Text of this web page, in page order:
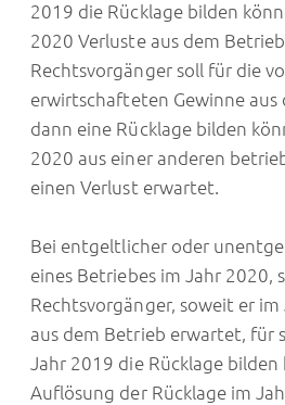
2019 die Rücklage bilden
2020 Verluste aus dem
Rechtsvorgänger soll für die
erwirtschafteten Gewinne aus
dann eine Rücklage bilden
2020 aus einer anderen
einen Verlust erwartet.
Bei entgeltlicher oder
eines Betriebes im Jahr 2020,
Rechtsvorgänger, soweit er
aus dem Betrieb erwartet, für
Jahr 2019 die Rücklage bilden
Auflösung der Rücklage im